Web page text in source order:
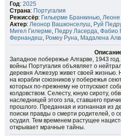
Год: 2025
Страна: Португалия
Режиссёр: Гильерме Бранкинью, Леоне
Актер: Леонор Вашконселуш, Руй
Мигел Гилерме, Педру Ласерда, Фабио
Фернандеш, Ромеу Руна, Мадалена
Западное побережье Алгарве, 1943
войны Португалия объявляет о
деревня Алжезур живет своей
на корабли союзников у побережья
которых по-прежнему не отпускают
колдовством. Селесту, юную сироту,
наследницей этого зла, ставшего
прошлого. Преданная и изгнанная из
поиски правды о смерти родителей, о
осудил. Тем временем растущее
открывает мрачные тайны.